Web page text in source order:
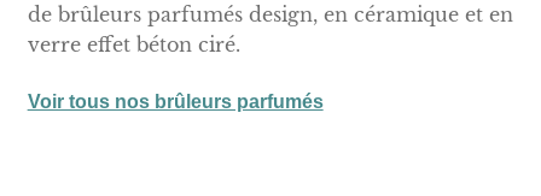
de brûleurs parfumés design, en céramique et en
verre effet béton ciré.
Voir tous nos brûleurs parfumés